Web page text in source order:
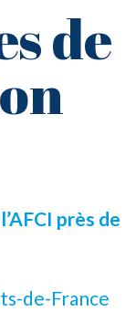
de
près de
de-France